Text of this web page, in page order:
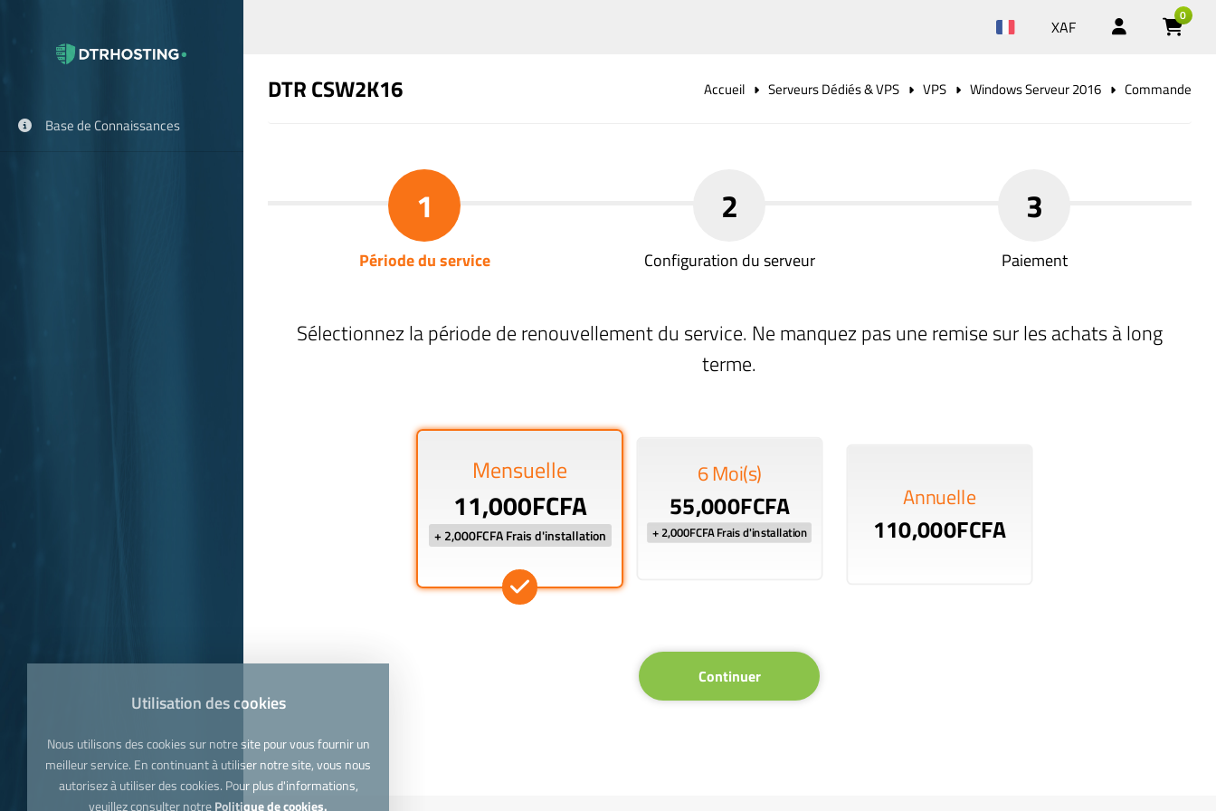
XAF
0
DTR CSW2K16 Accueil Serveurs Dédiés & VPS VPS Windows Serveur 2016 Commande
1
Période du service
2
Configuration du serveur
3
Paiement
Sélectionnez la période de renouvellement du service. Ne manquez pas une remise sur les achats à long
terme.
Mensuelle
11,000FCFA
+ 2,000FCFA Frais d'installation
6 Moi(s)
55,000FCFA
+ 2,000FCFA Frais d'installation
Annuelle
110,000FCFA
Continuer
Base de Connaissances
Utilisation des cookies
Nous utilisons des cookies sur notre site pour vous fournir un
meilleur service. En continuant à utiliser notre site, vous nous
autorisez à utiliser des cookies. Pour plus d'informations,
veuillez consulter notrePolitique de cookies.